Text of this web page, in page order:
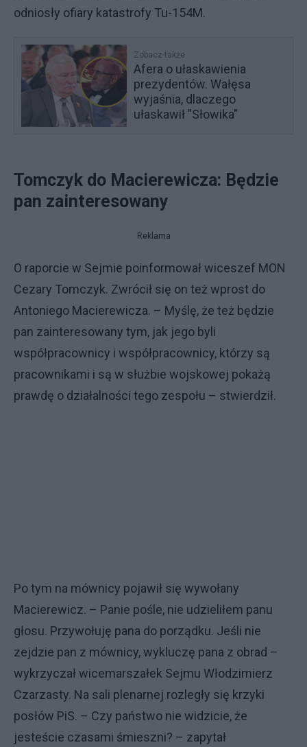
odniosły ofiary katastrofy Tu-154M.
Zobacz także
Afera o ułaskawienia
prezydentów. Wałęsa
wyjaśnia, dlaczego
ułaskawił "Słowika"
Tomczyk do Macierewicza: Będzie
pan zainteresowany
Reklama
O raporcie w Sejmie poinformował wiceszef MON
Cezary Tomczyk. Zwrócił się on też wprost do
Antoniego Macierewicza. – Myślę, że też będzie
pan zainteresowany tym, jak jego byli
współpracownicy i współpracownicy, którzy są
pracownikami i są w służbie wojskowej pokażą
prawdę o działalności tego zespołu – stwierdził.
Po tym na mównicy pojawił się wywołany
Macierewicz. – Panie pośle, nie udzieliłem panu
głosu. Przywołuję pana do porządku. Jeśli nie
zejdzie pan z mównicy, wykluczę pana z obrad –
wykrzyczał wicemarszałek Sejmu Włodzimierz
Czarzasty. Na sali plenarnej rozległy się krzyki
posłów PiS. – Czy państwo nie widzicie, że
jesteście czasami śmieszni? – zapytał